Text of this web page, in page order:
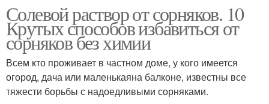
Солевой раствор от сорняков. 10
Крутых способов избавиться от
сорняков без химии
Всем кто проживает в частном доме, у кого имеется
огород, дача или маленькаяна балконе, известны все
тяжести борьбы с надоедливыми сорняками.